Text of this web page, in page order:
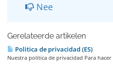
Nee
Gerelateerde artikelen
Politica de privacidad (ES)
Nuestra politica de privacidad Para